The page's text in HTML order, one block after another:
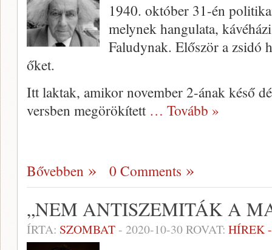
1940. október 31-én
melynek hangulata,
Faludynak. Először a zsidó
őket.
Itt laktak, amikor november 2-ának késő
versben megörökített … Tovább »
Bővebben 0 Comments
„NEM ANTISZEMITÁK A
ÍRTA: SZOMBAT- 2020-10-30ROVAT: HÍREK